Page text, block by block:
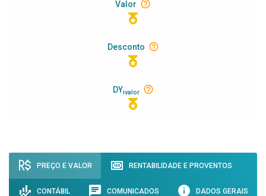
Valor
Desconto
DYivalor
PREÇO E VALOR RENTABILIDADE E PROVENTOS
CONTÁBIL COMUNICADOS DADOS GERAIS